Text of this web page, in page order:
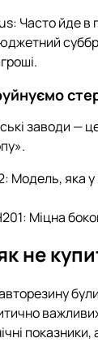
Часто йде в
заводи —
Модель, яка
Міцна
не
показники,